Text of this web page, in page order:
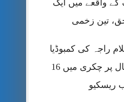
کے واقعے میں ایک
تین زخمی
راجہ کی کمبوڈیا
سے ہنگامی کال پر چکری میں 16
ریسکیو